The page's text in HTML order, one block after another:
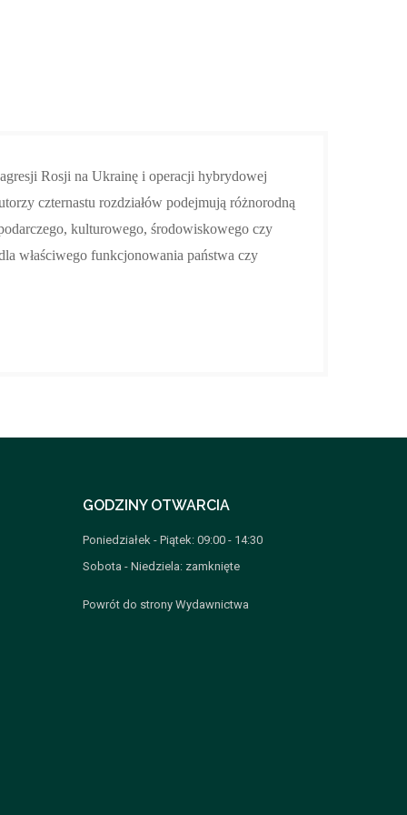
Rosji na Ukrainę i operacji hybrydowej
czternastu rozdziałów podejmują różnorodną
kulturowego, środowiskowego czy
właściwego funkcjonowania państwa czy
GODZINY OTWARCIA
Poniedziałek - Piątek: 09:00 - 14:30
Sobota - Niedziela: zamknięte
Powrót do strony Wydawnictwa